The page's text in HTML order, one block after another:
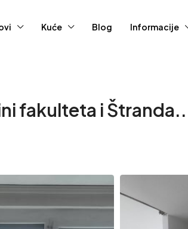
Kuće Blog Informacije
fakulteta i Štranda..